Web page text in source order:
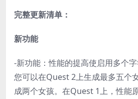
完整更新清单：
新功能
-新功能：性能的提高使启用多个
您可以在Quest 2上生成最多五个
成两个女孩。在Quest 1上，性能